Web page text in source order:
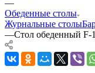
—
Обеденные столы
Журнальные столы
—Стол обеденный F-